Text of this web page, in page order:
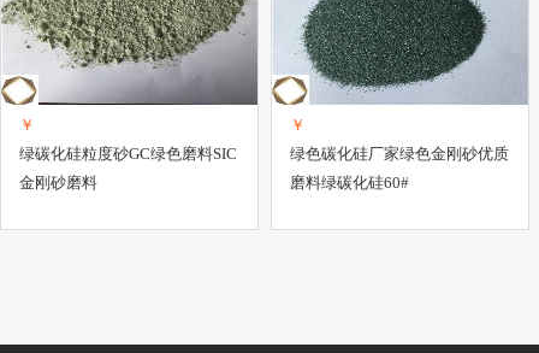
￥
绿碳化硅粒度砂GC绿色磨料SIC
金刚砂磨料
￥
绿色碳化硅厂家绿色金刚砂优质
磨料绿碳化硅60#